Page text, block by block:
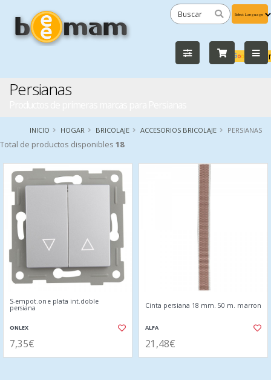
by
Persianas
INICIO HOGAR BRICOLAJE ACCESORIOS BRICOLAJE PERSIANAS
Total de productos disponibles 18
S-empot.one plata int.doble
persiana
ONLEX
7,35€
Cinta persiana 18 mm. 50 m. marron
ALFA
21,48€